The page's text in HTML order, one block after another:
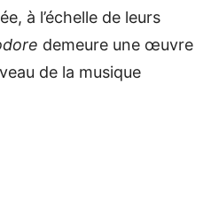
à l’échelle de leurs
demeure une œuvre
de la musique